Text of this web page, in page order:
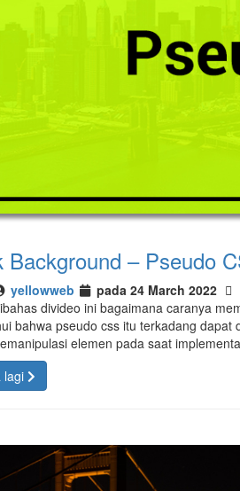
Background – Pseudo
yellowweb pada 24 March 2022
divideo ini bagaimana caranya
bahwa pseudo css itu terkadang
elemen pada saat
lagi